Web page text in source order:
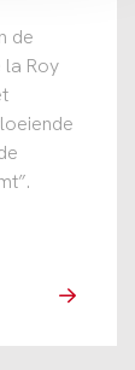
de
la Roy